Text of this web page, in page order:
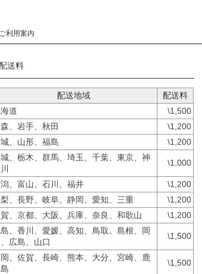
利用案内
送料
配送地域
配送料
道
\1,500
、岩手、秋田
\1,200
、山形、福島
\1,200
、栃木、群馬、埼玉、千葉、東京、神
\1,000
、富山、石川、福井
\1,200
、長野、岐阜、静岡、愛知、三重
\1,200
、京都、大阪、兵庫、奈良、和歌山
\1,200
、香川、愛媛、高知、鳥取、島根、岡
広島、山口
\1,500
、佐賀、長崎、熊本、大分、宮崎、鹿
\1,500